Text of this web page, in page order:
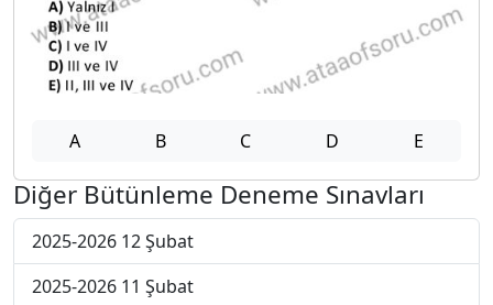
A B C D E
Diğer Bütünleme Deneme Sınavları
2025-2026 12 Şubat
2025-2026 11 Şubat